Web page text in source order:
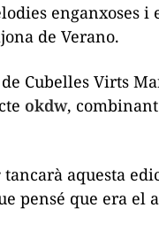
enganxoses
de Verano.
Cubelles Virts
okdw,
tancarà aquesta
pensé que era el